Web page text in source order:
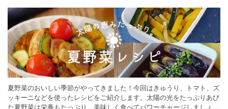
夏野菜のおいしい季節がやってきました！今回はきゅうり、トマト、ズ
ッキーニなどを使ったレシピをご紹介します。太陽の光をたっぷりあび
た夏野菜は栄養もたっぷり。美味しく食べてパワーチャージしましょう